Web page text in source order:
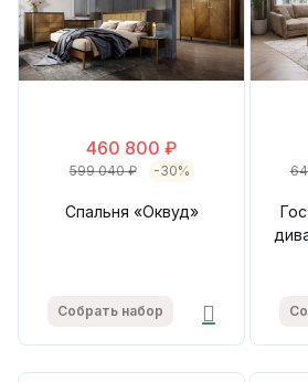
460 800 ₽
599 040 ₽ -30%
Спальня «Оквуд»
Собрать набор